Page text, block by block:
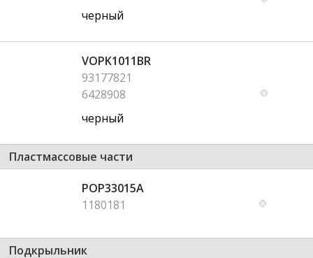
черный
VOPK1011BR
93177821
6428908
черный
Пластмассовые части
POP33015A
1180181
Подкрыльник